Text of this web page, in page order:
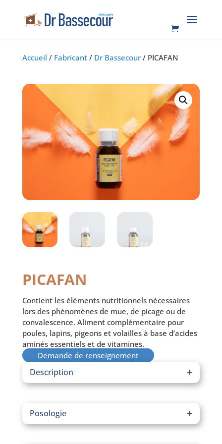
Accueil / Fabricant/ Dr Bassecour/ PICAFAN
PICAFAN
Contient les éléments nutritionnels nécessaires
lors des phénomènes de mue, de picage ou de
convalescence. Aliment complémentaire pour
poules, lapins, pigeons et volailles à base d’acides
aminés essentiels et de vitamines.
Demande de renseignement
Description
vitamines.
Posologie